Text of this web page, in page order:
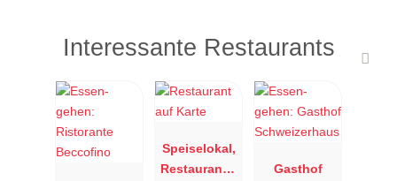
Interessante Restaurants
Speiselokal,
Restaurant "
Gasthof